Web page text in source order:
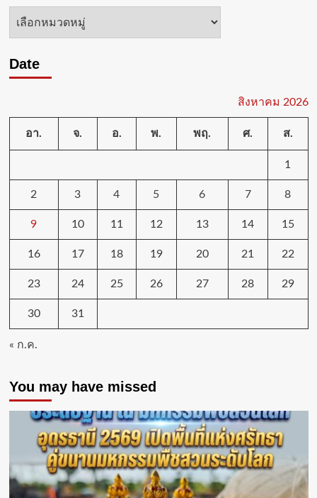
หมวด
Date
สิงหาคม 2026
อา. จ. อ. พ. พฤ. ศ. ส.
1
2 3 4 5 6 7 8
9 10 11 12 13 14 15
16 17 18 19 20 21 22
23 24 25 26 27 28 29
30 31
« ก.ค.
You may have missed